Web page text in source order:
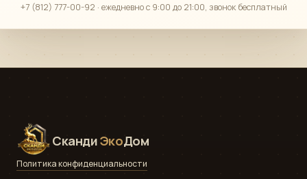
+7 (812) 777-00-92 · ежедневно с 9:00 до 21:00, звонок бесплатный
СкандиЭкоДом
Политика конфиденциальности